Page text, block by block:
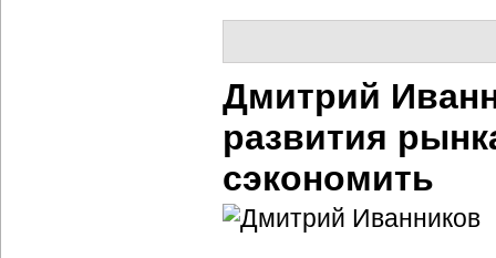
Дмитрий
развития
сэкономить